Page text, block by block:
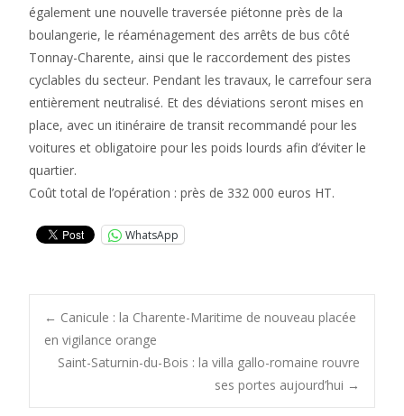
également une nouvelle traversée piétonne près de la
boulangerie, le réaménagement des arrêts de bus côté
Tonnay-Charente, ainsi que le raccordement des pistes
cyclables du secteur. Pendant les travaux, le carrefour sera
entièrement neutralisé. Et des déviations seront mises en
place, avec un itinéraire de transit recommandé pour les
voitures et obligatoire pour les poids lourds afin d’éviter le
quartier.
Coût total de l’opération : près de 332 000 euros HT.
WhatsApp
Post
navigation
← Canicule : la Charente-Maritime de nouveau placée
en vigilance orange
Saint-Saturnin-du-Bois : la villa gallo-romaine rouvre
ses portes aujourd’hui →